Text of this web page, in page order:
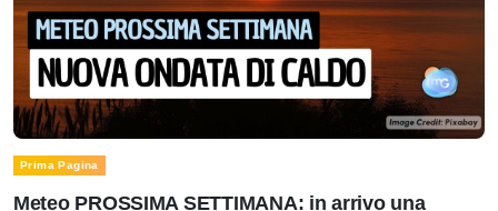
Prima Pagina
Meteo PROSSIMA SETTIMANA: in arrivo una